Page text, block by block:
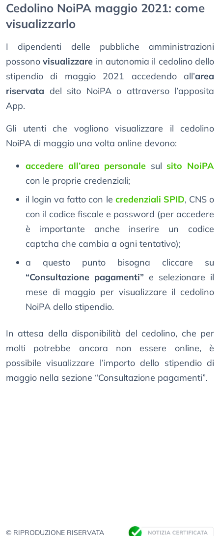
Cedolino NoiPA maggio 2021: come
visualizzarlo
I dipendenti delle pubbliche amministrazioni
possonovisualizzare in autonomia il cedolino dello
stipendio di maggio 2021 accedendo all’area
riservata del sito NoiPA o attraverso l’apposita
App.
Gli utenti che vogliono visualizzare il cedolino
NoiPA di maggio una volta online devono:
accedere all’area personale sul sito NoiPA
con le proprie credenziali;
il login va fatto con le credenziali SPID, CNS o
con il codice fiscale e password (per accedere
è importante anche inserire un codice
captcha che cambia a ogni tentativo);
a questo punto bisogna cliccare su
“Consultazione pagamenti” e selezionare il
mese di maggio per visualizzare il cedolino
NoiPA dello stipendio.
In attesa della disponibilità del cedolino, che per
molti potrebbe ancora non essere online, è
possibile visualizzare l’importo dello stipendio di
maggio nella sezione “Consultazione pagamenti”.
© RIPRODUZIONE RISERVATA